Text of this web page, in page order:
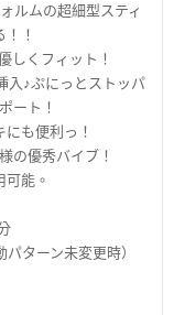
ルムの超細型スティ
！
しくフィット！
入♪ぷにっとストッパ
ート！
も便利っ！
の優秀バイブ！
能。
ターン未変更時）